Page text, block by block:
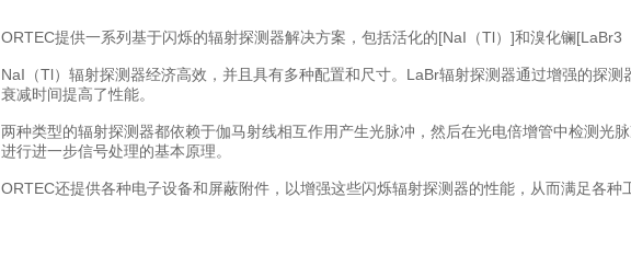
ORTEC提供一系列基于闪烁的辐射探测器解决方案，包括活化的[NaI（Tl）]和溴化镧[LaBr3
NaI（Tl）辐射探测器经济高效，并且具有多种配置和尺寸。LaBr辐射探测器通过增强的探测
衰减时间提高了性能。
两种类型的辐射探测器都依赖于伽马射线相互作用产生光脉冲，然后在光电倍增管中检测光
进行进一步信号处理的基本原理。
ORTEC还提供各种电子设备和屏蔽附件，以增强这些闪烁辐射探测器的性能，从而满足各种